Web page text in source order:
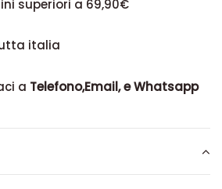
superiori a 69,90€
italia
a Telefono,Email, e Whatsapp